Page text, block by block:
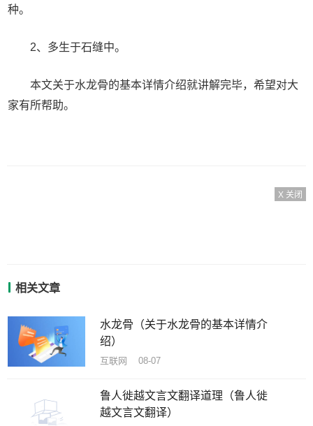
种。
2、多生于石缝中。
本文关于水龙骨的基本详情介绍就讲解完毕，希望对大
家有所帮助。
X 关闭
相关文章
水龙骨（关于水龙骨的基本详情介
绍）
互联网 08-07
鲁人徙越文言文翻译道理（鲁人徙
越文言文翻译）